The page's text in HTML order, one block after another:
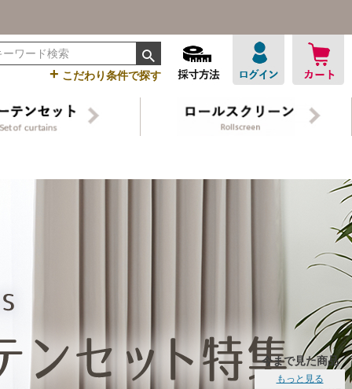
+ こだわり条件で探す
今まで見た商品
もっと見る